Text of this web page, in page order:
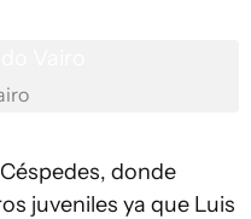
donde
juveniles ya que Luis